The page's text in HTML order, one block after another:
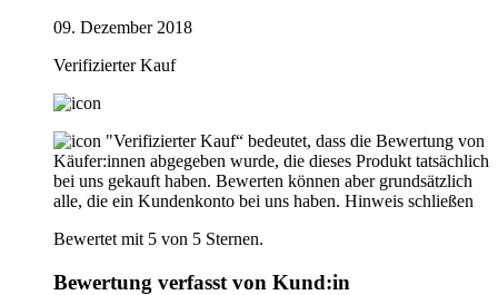
09. Dezember 2018
Verifizierter Kauf
"Verifizierter Kauf“ bedeutet, dass die Bewertung von
Käufer:innen abgegeben wurde, die dieses Produkt tatsächlich
bei uns gekauft haben. Bewerten können aber grundsätzlich
alle, die ein Kundenkonto bei uns haben. Hinweis schließen
Bewertet mit 5 von 5 Sternen.
Bewertung verfasst von Kund:in